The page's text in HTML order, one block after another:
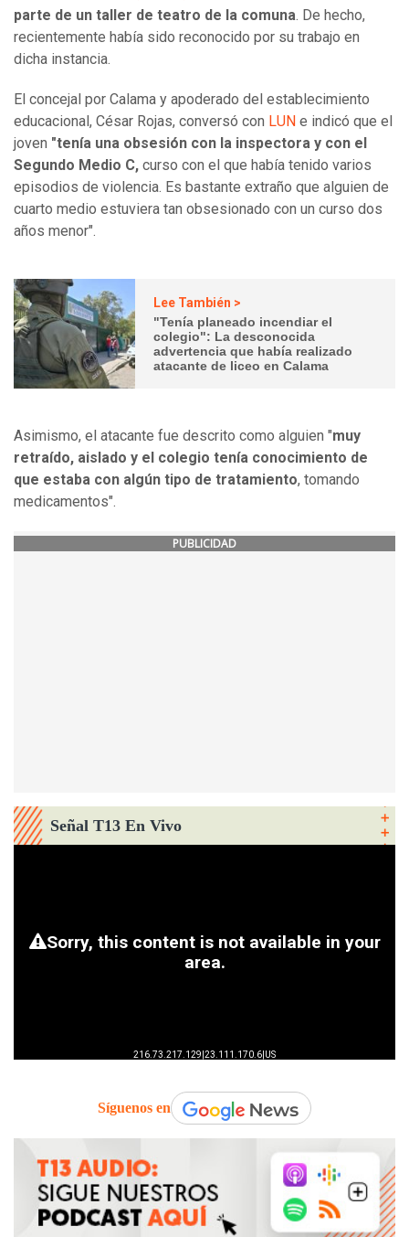
parte de un taller de teatro de la comuna. De hecho,
recientemente había sido reconocido por su trabajo en
dicha instancia.
El concejal por Calama y apoderado del establecimiento
educacional, César Rojas, conversó con LUN e indicó que el
joven "tenía una obsesión con la inspectora y con el
Segundo Medio C, curso con el que había tenido varios
episodios de violencia. Es bastante extraño que alguien de
cuarto medio estuviera tan obsesionado con un curso dos
años menor".
Lee También >
"Tenía planeado incendiar el
colegio": La desconocida
advertencia que había realizado
atacante de liceo en Calama
Asimismo, el atacante fue descrito como alguien "muy
retraído, aislado y el colegio tenía conocimiento de
que estaba con algún tipo de tratamiento, tomando
medicamentos".
PUBLICIDAD
Señal T13 En Vivo
Síguenos en